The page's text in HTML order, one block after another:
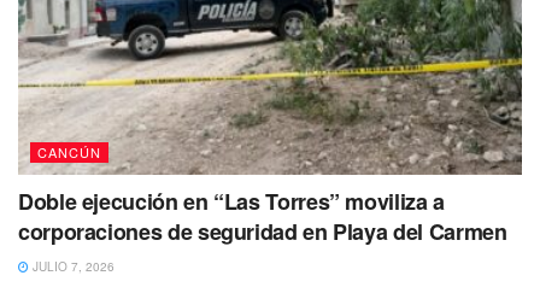
CANCÚN
Doble ejecución en “Las Torres” moviliza a
corporaciones de seguridad en Playa del Carmen
JULIO 7, 2026